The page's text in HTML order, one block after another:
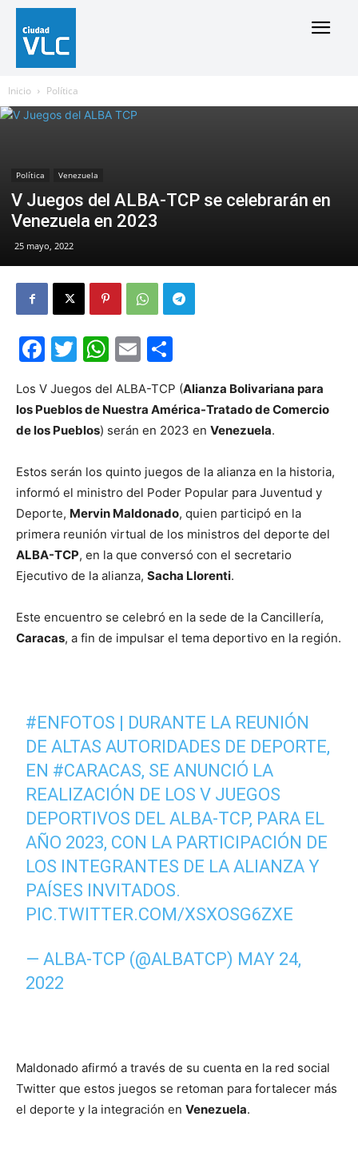
Inicio Política
Política Venezuela
V Juegos del ALBA-TCP se celebrarán en
Venezuela en 2023
25 mayo, 2022
Facebook
Twitter
WhatsApp
Email
Los V Juegos del ALBA-TCP (Alianza Bolivariana para
los Pueblos de Nuestra América-Tratado de Comercio
de los Pueblos) serán en 2023 en Venezuela.
Estos serán los quinto juegos de la alianza en la historia,
informó el ministro del Poder Popular para Juventud y
Deporte, Mervin Maldonado, quien participó en la
primera reunión virtual de los ministros del deporte del
ALBA-TCP, en la que conversó con el secretario
Ejecutivo de la alianza, Sacha Llorenti.
Este encuentro se celebró en la sede de la Cancillería,
Caracas, a fin de impulsar el tema deportivo en la región.
#ENFOTOS | DURANTE LA REUNIÓN
DE ALTAS AUTORIDADES DE DEPORTE,
EN #CARACAS, SE ANUNCIÓ LA
REALIZACIÓN DE LOS V JUEGOS
DEPORTIVOS DEL ALBA-TCP, PARA EL
AÑO 2023, CON LA PARTICIPACIÓN DE
LOS INTEGRANTES DE LA ALIANZA Y
PAÍSES INVITADOS.
PIC.TWITTER.COM/XSXOSG6ZXE
— ALBA-TCP (@ALBATCP) MAY 24,
2022
Maldonado afirmó a través de su cuenta en la red social
Twitter que estos juegos se retoman para fortalecer más
el deporte y la integración en Venezuela.